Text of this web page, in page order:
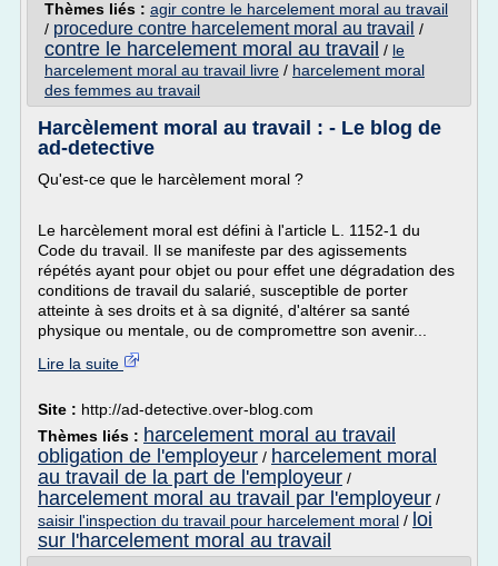
Thèmes liés : agir contre le harcelement moral au travail
/ procedure contre harcelement moral au travail /
contre le harcelement moral au travail / le
harcelement moral au travail livre / harcelement moral
des femmes au travail
Harcèlement moral au travail : - Le blog de
ad-detective
Qu'est-ce que le harcèlement moral ?
Le harcèlement moral est défini à l'article L. 1152-1 du
Code du travail. Il se manifeste par des agissements
répétés ayant pour objet ou pour effet une dégradation des
conditions de travail du salarié, susceptible de porter
atteinte à ses droits et à sa dignité, d'altérer sa santé
physique ou mentale, ou de compromettre son avenir...
Lire la suite
Site : http://ad-detective.over-blog.com
Thèmes liés : harcelement moral au travail
obligation de l'employeur / harcelement moral
au travail de la part de l'employeur /
harcelement moral au travail par l'employeur /
saisir l'inspection du travail pour harcelement moral / loi
sur l'harcelement moral au travail